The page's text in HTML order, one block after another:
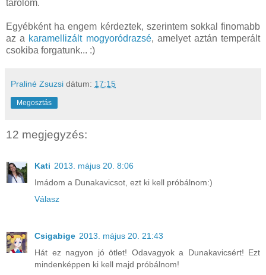
tárolom.
Egyébként ha engem kérdeztek, szerintem sokkal finomabb
az a karamellizált mogyoródrazsé, amelyet aztán temperált
csokiba forgatunk... :)
Praliné Zsuzsi dátum: 17:15
Megosztás
12 megjegyzés:
Kati 2013. május 20. 8:06
Imádom a Dunakavicsot, ezt ki kell próbálnom:)
Válasz
Csigabige 2013. május 20. 21:43
Hát ez nagyon jó ötlet! Odavagyok a Dunakavicsért! Ezt
mindenképpen ki kell majd próbálnom!